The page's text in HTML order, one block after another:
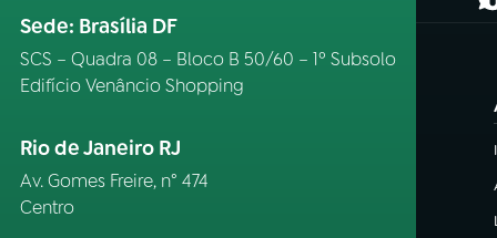
Sede: Brasília DF
SCS – Quadra 08 – Bloco B 50/60 – 1º Subsolo
Edifício Venâncio Shopping
Rio de Janeiro RJ
Av. Gomes Freire, n° 474
Centro